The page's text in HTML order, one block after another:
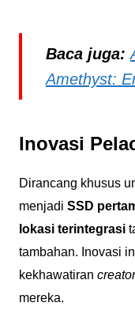
Baca juga:
Amethyst:
Inovasi
Dirancang khusus
menjadi SSD
lokasi terintegrasi
tambahan. Inovasi
kekhawatiran creator
mereka.